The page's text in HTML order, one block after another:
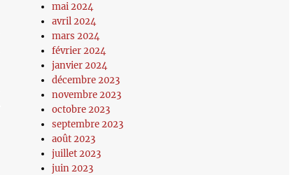
mai 2024
avril 2024
mars 2024
février 2024
janvier 2024
décembre 2023
novembre 2023
octobre 2023
septembre 2023
août 2023
juillet 2023
juin 2023